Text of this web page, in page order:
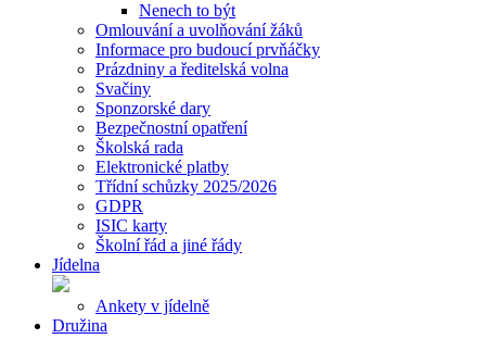
Nenech to být
Omlouvání a uvolňování žáků
Informace pro budoucí prvňáčky
Prázdniny a ředitelská volna
Svačiny
Sponzorské dary
Bezpečnostní opatření
Školská rada
Elektronické platby
Třídní schůzky 2025/2026
GDPR
ISIC karty
Školní řád a jiné řády
Jídelna
Ankety v jídelně
Družina